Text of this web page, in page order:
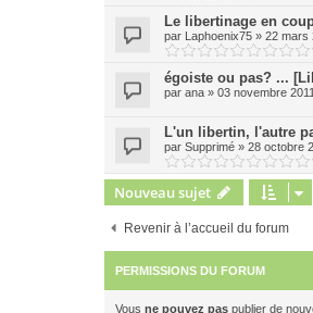
Le libertinage en
par Laphoenix75 » 22 mars
égoiste ou pas? ...
par ana » 03 novembre
L'un libertin, l'autre
par Supprimé » 28 octobre
Nouveau sujet
Revenir à l’accueil du forum
PERMISSIONS DU FORUM
Vous ne pouvez pas publier de